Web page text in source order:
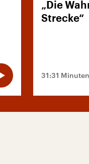
„Die
Strecke“
31:31 Minuten